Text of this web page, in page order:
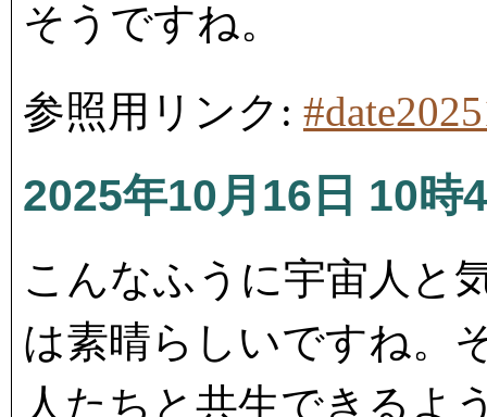
そうですね。
参照用リンク:
2025年10月16日 10時
こんなふうに宇宙人と
は素晴らしいですね。
人たちと共生できるよ